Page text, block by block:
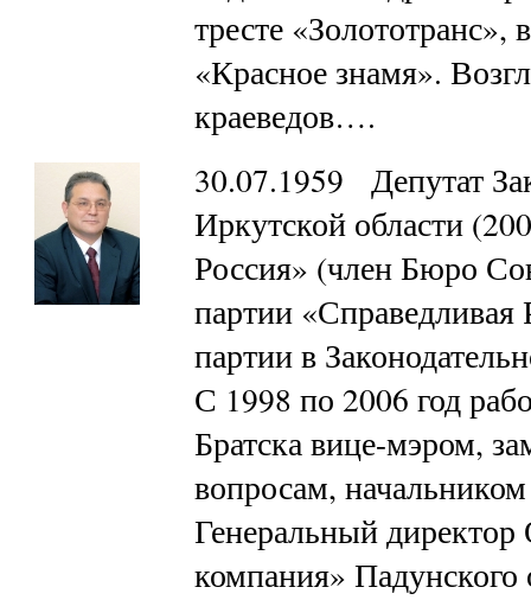
тресте
«Красное знамя».
краеведов….
30.07.1959 Депутат
Иркутской области
Россия» (член Бюро
партии «Справедливая
партии в
С 1998 по 2006 год
Братска вице-мэром,
вопросам,
Генеральный
компания»